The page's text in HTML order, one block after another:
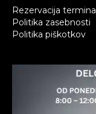
Rezervacija termina
Politika zasebnosti
Politika piškotkov